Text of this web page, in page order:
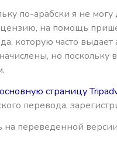
по-арабски я не
на помощь
которую часто
но поскольку
основную страницу
перевода,
на переведенной